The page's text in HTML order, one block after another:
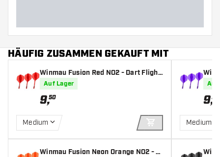
HÄUFIG ZUSAMMEN GEKAUFT MIT
Winmau Fusion Red NO2 - Dart Flight
Auf Lager
9,50
Medium
IN DEN
Winmau Fusion Neon Orange NO2 - D
ghts
Auf
9,50
Medium